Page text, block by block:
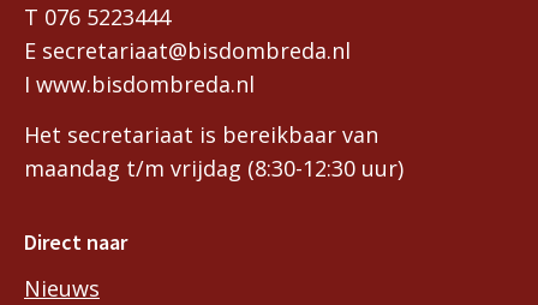
T 076 5223444
E secretariaat@bisdombreda.nl
I www.bisdombreda.nl
Het secretariaat is bereikbaar van
maandag t/m vrijdag (8:30-12:30 uur)
Direct naar
Nieuws